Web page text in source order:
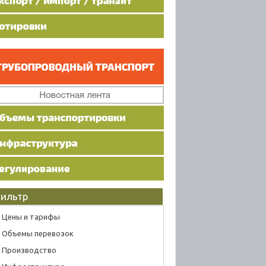
Цены и тарифы
Объемы перевозок
Производство